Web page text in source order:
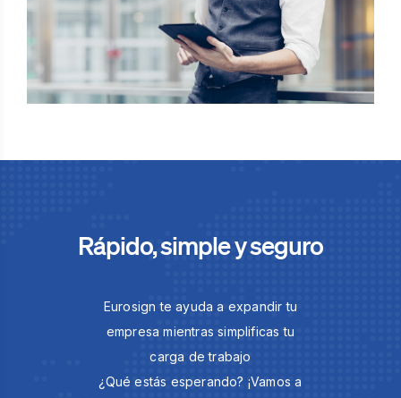
Rápido, simple y seguro
Eurosign te ayuda a expandir tu
empresa mientras simplificas tu
carga de trabajo
¿Qué estás esperando? ¡Vamos a